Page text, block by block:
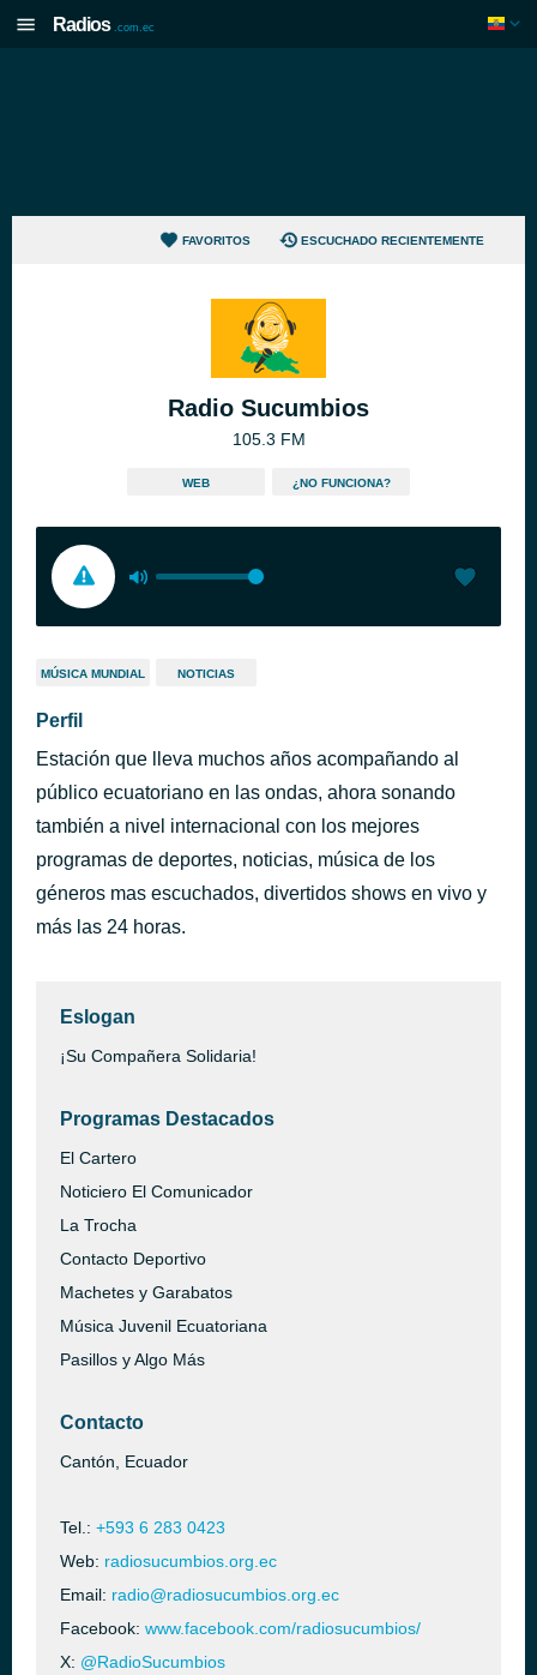
Radios .com.ec
FAVORITOS ESCUCHADO RECIENTEMENTE
Radio Sucumbios
105.3 FM
WEB ¿NO FUNCIONA?
MÚSICA MUNDIAL NOTICIAS
Perfil
Estación que lleva muchos años acompañando al
público ecuatoriano en las ondas, ahora sonando
también a nivel internacional con los mejores
programas de deportes, noticias, música de los
géneros mas escuchados, divertidos shows en vivo y
más las 24 horas.
Eslogan
¡Su Compañera Solidaria!
Programas Destacados
El Cartero
Noticiero El Comunicador
La Trocha
Contacto Deportivo
Machetes y Garabatos
Música Juvenil Ecuatoriana
Pasillos y Algo Más
Contacto
Cantón, Ecuador
Tel.: +593 6 283 0423
Web: radiosucumbios.org.ec
Email: radio@radiosucumbios.org.ec
Facebook: www.facebook.com/radiosucumbios/
X: @RadioSucumbios